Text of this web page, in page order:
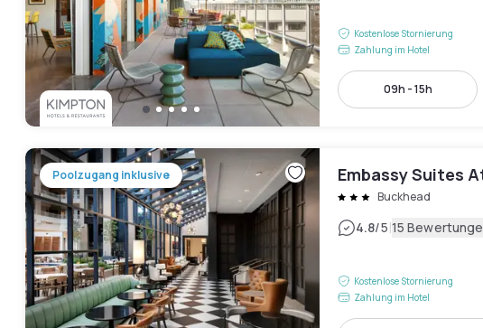
Kostenlose Stornierung
Zahlung im Hotel
09h - 15h
Poolzugang inklusive Embassy Suites
Buckhead
4.8/5|15
Kostenlose Stornierung
Zahlung im Hotel